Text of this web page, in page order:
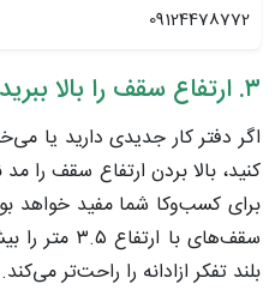
09124478772
۳. ارتفاع سقف را بالا ببرید
اگر دفتر کار جدیدی دارید یا
کنید، بالا بردن ارتفاع سقف را مد
برای کسب‌و‌کا شما مفید خواهد
سقف‌های با
بلند تفکر ازادانه را راحت‌تر می‌کند.